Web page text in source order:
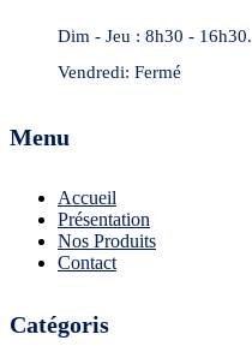
Dim - Jeu : 8h30 - 16h30.
Vendredi: Fermé
Menu
Accueil
Présentation
Nos Produits
Contact
Catégoris